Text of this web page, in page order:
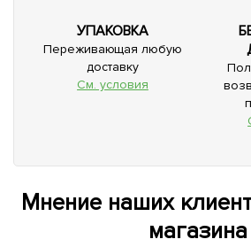
УПАКОВКА
Переживающая любую
доставку
См. условия
Мнение наших
магазина